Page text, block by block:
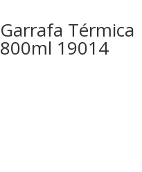
Garrafa Térmica
800ml 19014